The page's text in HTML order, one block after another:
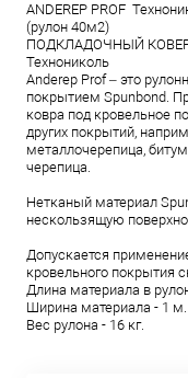
ANDEREP PROF
(рулон 40м2)
ПОДКЛАДОЧНЫЙ КОВЕР
Технониколь
Anderep Prof – это
покрытием Spunbond.
ковра под кровельное
других покрытий,
металлочерепица,
черепица.
Нетканый материал
нескользящую
Допускается
кровельного покрытия
Длина материала в
Ширина материала - 1 м.
Вес рулона - 16 кг.